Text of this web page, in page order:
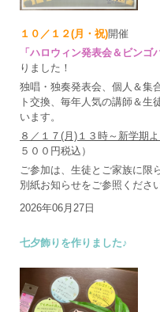
１０／１２(月・祝)開催
「ハロウィン発表会＆ビンゴ
りました！
独唱・独奏発表会、個人＆集
ト交換、毎年人気の講師＆生
います。
８／１７(月)１３時～新学期
５００円税込）
ご参加は、生徒とご家族に限
別紙お知らせをご参照くださ
2026年06月27日
七夕飾りを作りました♪